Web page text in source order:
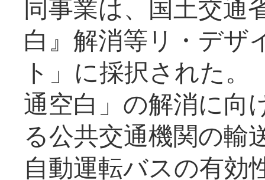
同事業は、国土交通
白』解消等リ・デザ
ト」に採択された
通空白」の解消に向
る公共交通機関の輸
自動運転バスの有効